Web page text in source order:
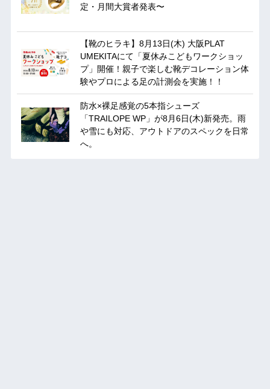
定・月間大賞者発表〜
【靴のヒラキ】8月13日(木) 大阪PLAT
UMEKITAにて「夏休みこどもワークショッ
プ」開催！親子で楽しむ靴デコレーション体
験やプロによる足の計測会を実施！！
防水×裸足感覚の5本指シューズ
「TRAILOPE WP」が8月6日(木)新発売。雨
や雪にも対応、アウトドアのスペックを日常
へ。